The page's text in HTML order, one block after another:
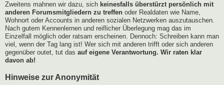
Zweitens mahnen wir dazu, sich keinesfalls überstürzt persönlich mit
anderen Forumsmitgliedern zu treffen oder Realdaten wie Name,
Wohnort oder Accounts in anderen sozialen Netzwerken auszutauschen.
Nach gutem Kennenlernen und reiflicher Überlegung mag das im
Einzelfall möglich oder ratsam erscheinen. Dennoch: Schreiben kann man
viel, wenn der Tag lang ist! Wer sich mit anderen trifft oder sich anderen
gegenüber outet, tut das auf eigene Verantwortung. Wir raten klar
davon ab!
Hinweise zur Anonymität